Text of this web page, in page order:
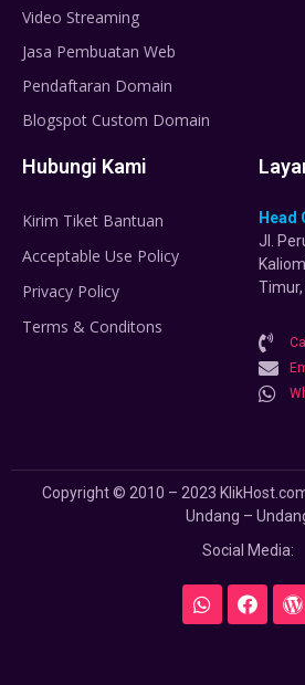
Video Streaming
Jasa Pembuatan Web
Pendaftaran Domain
Blogspot Custom Domain
Hubungi Kami
Kirim Tiket Bantuan
Acceptable Use Policy
Privacy Policy
Terms & Conditons
Head
Jl.
Copyright © 2010 – 2023
Undang –
Social Media: